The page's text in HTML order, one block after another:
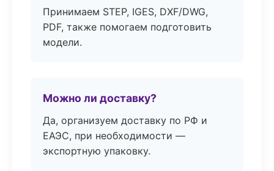
Принимаем STEP, IGES, DXF/DWG,
PDF, также помогаем подготовить
модели.
Можно ли доставку?
Да, организуем доставку по РФ и
ЕАЭС, при необходимости —
экспортную упаковку.